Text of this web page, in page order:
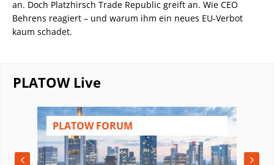
an. Doch Platzhirsch Trade Republic greift an. Wie CEO
Behrens reagiert – und warum ihm ein neues EU-Verbot
kaum schadet.
PLATOW Live
PLATOW FORUM